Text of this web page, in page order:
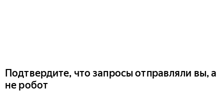
Подтвердите, что запросы отправляли вы, а
не робот